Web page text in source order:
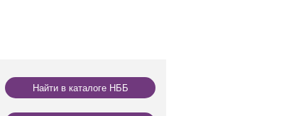
Найти в каталоге НББ